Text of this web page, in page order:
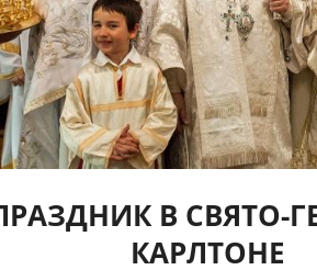
В СВЯТО-
КАРЛТОНЕ